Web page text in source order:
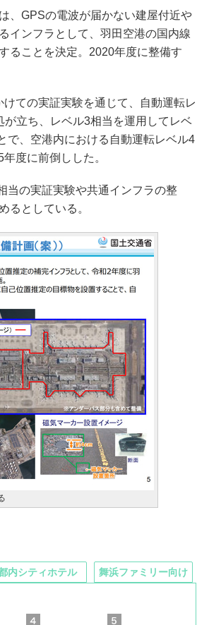
、GPSの電波が届かない建屋付近や
インフラとして、羽田空港の国内線
ることを決定。2020年度に整備す
ての実証実験を通じて、自動運転レ
立ち、レベル3相当を運用してレベ
で、空港内における自動運転レベル4
度に前倒しした。
の実証実験や共通インフラの整
るとしている。
内シティホテル 舞浜ファミリー向け